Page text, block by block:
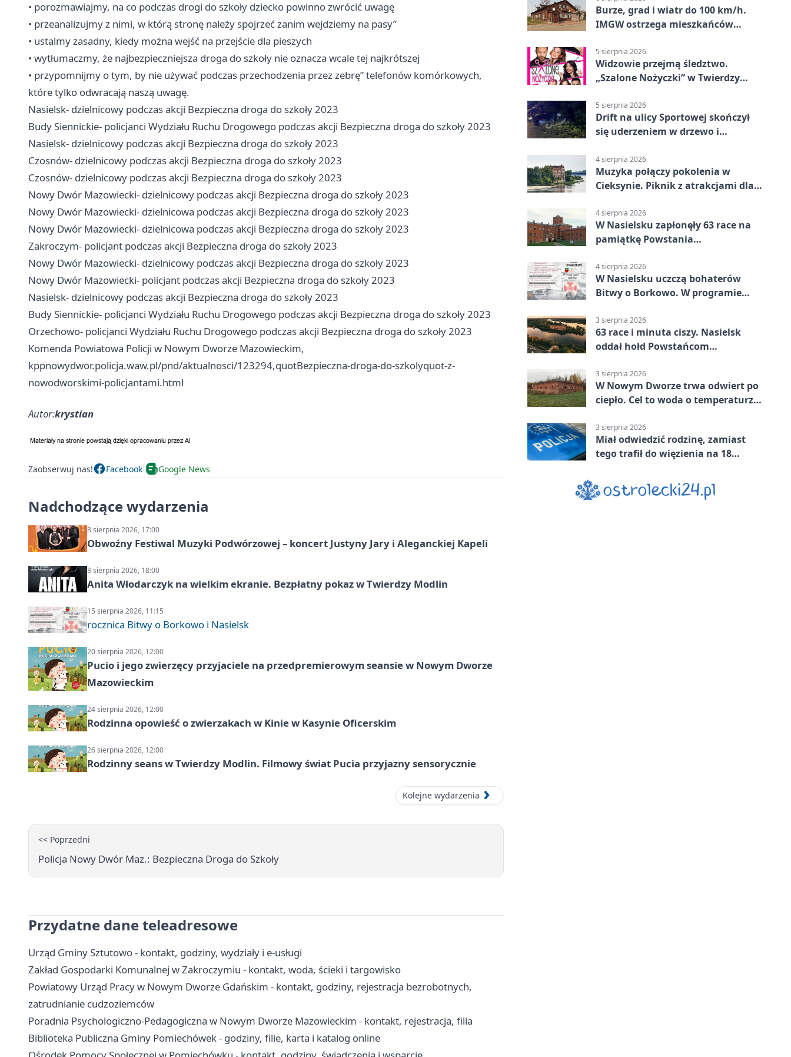
• porozmawiajmy, na co podczas drogi do szkoły dziecko powinno zwrócić uwagę
• przeanalizujmy z nimi, w którą stronę należy spojrzeć zanim wejdziemy na pasy”
• ustalmy zasadny, kiedy można wejść na przejście dla pieszych
• wytłumaczmy, że najbezpieczniejsza droga do szkoły nie oznacza wcale tej najkrótszej
• przypomnijmy o tym, by nie używać podczas przechodzenia przez zebrę” telefonów komórkowych,
które tylko odwracają naszą uwagę.
Nasielsk- dzielnicowy podczas akcji Bezpieczna droga do szkoły 2023
Budy Siennickie- policjanci Wydziału Ruchu Drogowego podczas akcji Bezpieczna droga do szkoły 2023
Nasielsk- dzielnicowy podczas akcji Bezpieczna droga do szkoły 2023
Czosnów- dzielnicowy podczas akcji Bezpieczna droga do szkoły 2023
Czosnów- dzielnicowy podczas akcji Bezpieczna droga do szkoły 2023
Nowy Dwór Mazowiecki- dzielnicowy podczas akcji Bezpieczna droga do szkoły 2023
Nowy Dwór Mazowiecki- dzielnicowa podczas akcji Bezpieczna droga do szkoły 2023
Nowy Dwór Mazowiecki- dzielnicowa podczas akcji Bezpieczna droga do szkoły 2023
Zakroczym- policjant podczas akcji Bezpieczna droga do szkoły 2023
Nowy Dwór Mazowiecki- dzielnicowy podczas akcji Bezpieczna droga do szkoły 2023
Nowy Dwór Mazowiecki- policjant podczas akcji Bezpieczna droga do szkoły 2023
Nasielsk- dzielnicowy podczas akcji Bezpieczna droga do szkoły 2023
Budy Siennickie- policjanci Wydziału Ruchu Drogowego podczas akcji Bezpieczna droga do szkoły 2023
Orzechowo- policjanci Wydziału Ruchu Drogowego podczas akcji Bezpieczna droga do szkoły 2023
Komenda Powiatowa Policji w Nowym Dworze Mazowieckim,
kppnowydwor.policja.waw.pl/pnd/aktualnosci/123294,quotBezpieczna-droga-do-szkolyquot-z-
nowodworskimi-policjantami.html
Autor:krystian
Zaobserwuj nas! Facebook Google News
Nadchodzące wydarzenia
8 sierpnia 2026, 17:00
Obwoźny Festiwal Muzyki Podwórzowej – koncert Justyny Jary i Aleganckiej Kapeli
8 sierpnia 2026, 18:00
Anita Włodarczyk na wielkim ekranie. Bezpłatny pokaz w Twierdzy Modlin
15 sierpnia 2026, 11:15
rocznica Bitwy o Borkowo i Nasielsk
20 sierpnia 2026, 12:00
Pucio i jego zwierzęcy przyjaciele na przedpremierowym seansie w Nowym Dworze
Mazowieckim
24 sierpnia 2026, 12:00
Rodzinna opowieść o zwierzakach w Kinie w Kasynie Oficerskim
26 sierpnia 2026, 12:00
Rodzinny seans w Twierdzy Modlin. Filmowy świat Pucia przyjazny sensorycznie
Kolejne wydarzenia
<< Poprzedni
Policja Nowy Dwór Maz.: Bezpieczna Droga do Szkoły
Przydatne dane teleadresowe
Urząd Gminy Sztutowo - kontakt, godziny, wydziały i e-usługi
Zakład Gospodarki Komunalnej w Zakroczymiu - kontakt, woda, ścieki i targowisko
Powiatowy Urząd Pracy w Nowym Dworze Gdańskim - kontakt, godziny, rejestracja bezrobotnych,
zatrudnianie cudzoziemców
Poradnia Psychologiczno-Pedagogiczna w Nowym Dworze Mazowieckim - kontakt, rejestracja, filia
Biblioteka Publiczna Gminy Pomiechówek - godziny, filie, karta i katalog online
Burze, grad i wiatr do 100 km/h.
IMGW ostrzega mieszkańców
5 sierpnia 2026
Widzowie przejmą śledztwo.
„Szalone Nożyczki” w Twierdzy
5 sierpnia 2026
Drift na ulicy Sportowej skończył
się uderzeniem w drzewo i
4 sierpnia 2026
Muzyka połączy pokolenia w
Cieksynie. Piknik z atrakcjami dla
4 sierpnia 2026
W Nasielsku zapłonęły 63 race na
pamiątkę Powstania
4 sierpnia 2026
W Nasielsku uczczą bohaterów
Bitwy o Borkowo. W programie
3 sierpnia 2026
63 race i minuta ciszy. Nasielsk
oddał hołd Powstańcom
3 sierpnia 2026
W Nowym Dworze trwa odwiert po
ciepło. Cel to woda o temperaturze
3 sierpnia 2026
Miał odwiedzić rodzinę, zamiast
tego trafił do więzienia na 18